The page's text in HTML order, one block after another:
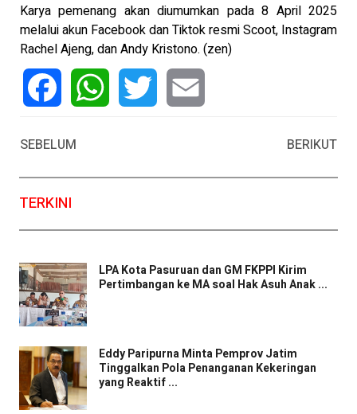
Karya pemenang akan diumumkan pada 8 April 2025
melalui akun Facebook dan Tiktok resmi Scoot, Instagram
Rachel Ajeng, dan Andy Kristono. (zen)
SEBELUM
BERIKUT
TERKINI
LPA Kota Pasuruan dan GM FKPPI Kirim
Pertimbangan ke MA soal Hak Asuh Anak ...
Eddy Paripurna Minta Pemprov Jatim
Tinggalkan Pola Penanganan Kekeringan
yang Reaktif ...